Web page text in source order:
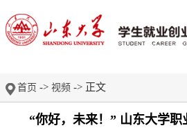
首页 -> 视频 -> 正文
“你好，未来！” 山东大学